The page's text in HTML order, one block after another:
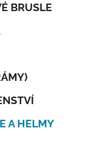
BRUSLE
A HELMY